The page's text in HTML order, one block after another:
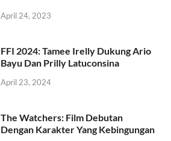
April 24, 2023
FFI 2024: Tamee Irelly Dukung Ario
Bayu Dan Prilly Latuconsina
April 23, 2024
The Watchers: Film Debutan
Dengan Karakter Yang Kebingungan